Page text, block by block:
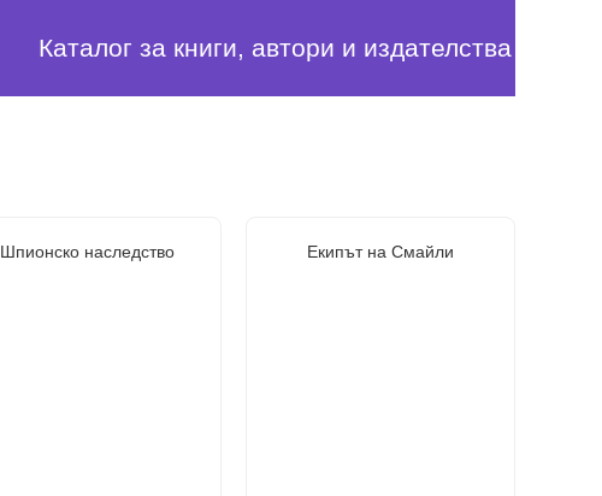
Каталог за книги, автори и издателства
Шпионско наследство Екипът на Смайли